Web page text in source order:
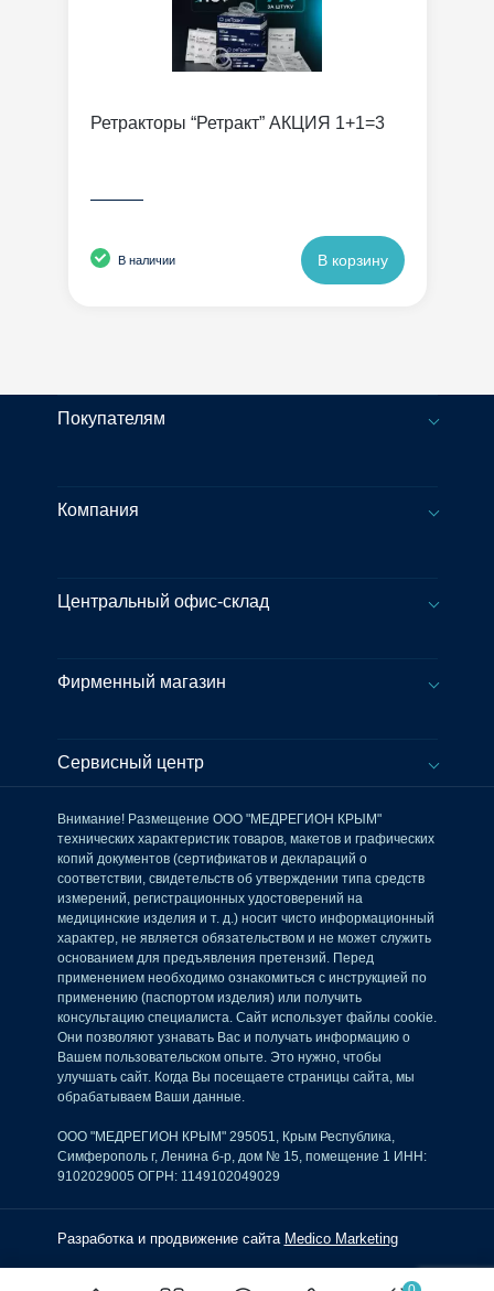
Ретракторы “Ретракт” АКЦИЯ 1+1=3
———
В наличии В корзину
Покупателям
Компания
Центральный офис-склад
Фирменный магазин
Сервисный центр
Внимание! Размещение ООО "МЕДРЕГИОН КРЫМ"
технических характеристик товаров, макетов и графических
копий документов (сертификатов и деклараций о
соответствии, свидетельств об утверждении типа средств
измерений, регистрационных удостоверений на
медицинские изделия и т. д.) носит чисто информационный
характер, не является обязательством и не может служить
основанием для предъявления претензий. Перед
применением необходимо ознакомиться с инструкцией по
применению (паспортом изделия) или получить
консультацию специалиста. Сайт использует файлы cookie.
Они позволяют узнавать Вас и получать информацию о
Вашем пользовательском опыте. Это нужно, чтобы
улучшать сайт. Когда Вы посещаете страницы сайта, мы
обрабатываем Ваши данные.
ООО "МЕДРЕГИОН КРЫМ" 295051, Крым Республика,
Симферополь г, Ленина б-р, дом № 15, помещение 1 ИНН:
9102029005 ОГРН: 1149102049029
Разработка и продвижение сайта Medico Marketing